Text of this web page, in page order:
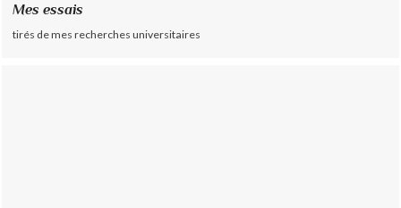
Mes essais
tirés de mes recherches universitaires